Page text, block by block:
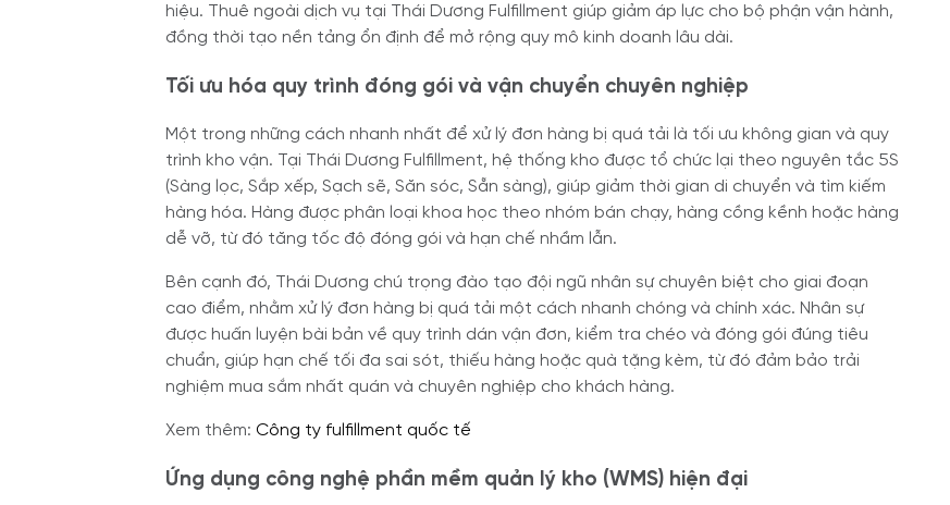
hiệu. Thuê ngoài dịch vụ tại Thái Dương Fulfillment giúp giảm áp lực cho bộ phận vận hành,
đồng thời tạo nền tảng ổn định để mở rộng quy mô kinh doanh lâu dài.
Tối ưu hóa quy trình đóng gói và vận chuyển chuyên nghiệp
Một trong những cách nhanh nhất để xử lý đơn hàng bị quá tải là tối ưu không gian và quy
trình kho vận. Tại Thái Dương Fulfillment, hệ thống kho được tổ chức lại theo nguyên tắc 5S
(Sàng lọc, Sắp xếp, Sạch sẽ, Săn sóc, Sẵn sàng), giúp giảm thời gian di chuyển và tìm kiếm
hàng hóa. Hàng được phân loại khoa học theo nhóm bán chạy, hàng cồng kềnh hoặc hàng
dễ vỡ, từ đó tăng tốc độ đóng gói và hạn chế nhầm lẫn.
Bên cạnh đó, Thái Dương chú trọng đào tạo đội ngũ nhân sự chuyên biệt cho giai đoạn
cao điểm, nhằm xử lý đơn hàng bị quá tải một cách nhanh chóng và chính xác. Nhân sự
được huấn luyện bài bản về quy trình dán vận đơn, kiểm tra chéo và đóng gói đúng tiêu
chuẩn, giúp hạn chế tối đa sai sót, thiếu hàng hoặc quà tặng kèm, từ đó đảm bảo trải
nghiệm mua sắm nhất quán và chuyên nghiệp cho khách hàng.
Xem thêm: Công ty fulfillment quốc tế
Ứng dụng công nghệ phần mềm quản lý kho (WMS) hiện đại